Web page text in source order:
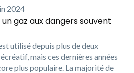
2024
un gaz aux dangers souvent
utilisé depuis plus de deux
mais ces dernières années
plus populaire. La majorité de